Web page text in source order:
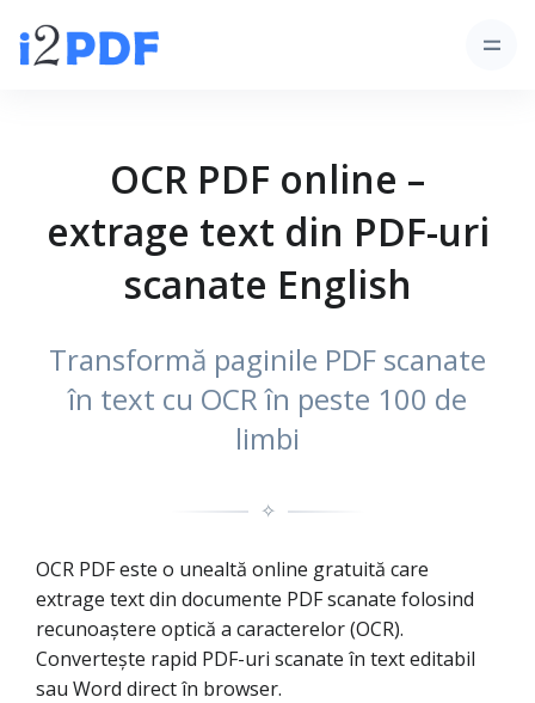
OCR PDF online –
extrage text din PDF-uri
scanate English
Transformă paginile PDF scanate
în text cu OCR în peste 100 de
limbi
✧
OCR PDF este o unealtă online gratuită care
extrage text din documente PDF scanate folosind
recunoaștere optică a caracterelor (OCR).
Convertește rapid PDF-uri scanate în text editabil
sau Word direct în browser.